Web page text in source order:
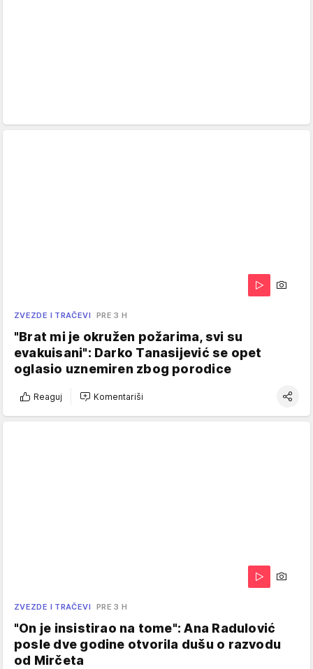
ZVEZDE I TRAČEVI PRE 3 H
"Brat mi je okružen požarima, svi su
evakuisani": Darko Tanasijević se opet
oglasio uznemiren zbog porodice
Reaguj Komentariši
ZVEZDE I TRAČEVI PRE 3 H
"On je insistirao na tome": Ana Radulović
posle dve godine otvorila dušu o razvodu
od Mirčeta